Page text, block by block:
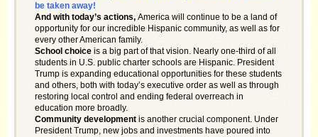
be taken away!
And with today’s actions, America will continue to be a land of
opportunity for our incredible Hispanic community, as well as for
every other American family.
School choice is a big part of that vision. Nearly one-third of all
students in U.S. public charter schools are Hispanic. President
Trump is expanding educational opportunities for these students
and others, both with today’s executive order as well as through
restoring local control and ending federal overreach in
education more broadly.
Community developmentis another crucial component. Under
President Trump, new jobs and investments have poured into